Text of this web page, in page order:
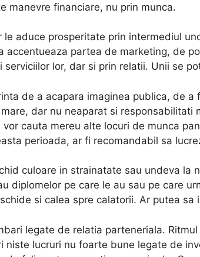
manevre financiare, nu prin munca.
le aduce prosperitate prin intermediul
accentueaza partea de marketing, de
serviciilor lor, dar si prin relatii. Unii se
de a acapara imaginea publica, de a
dar nu neaparat si responsabilitati
cauta mereu alte locuri de munca
perioada, ar fi recomandabil sa
culoare in strainatate sau undeva la
diplomelor pe care le au sau pe care
si calea spre calatorii. Ar putea sa
legate de relatia parteneriala.
niste lucruri nu foarte bune legate de